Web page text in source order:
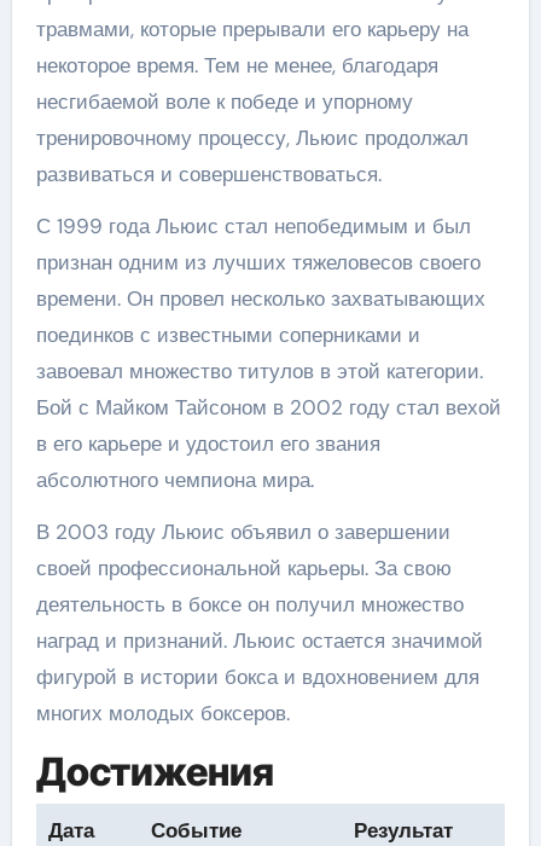
травмами, которые прерывали его карьеру на
некоторое время. Тем не менее, благодаря
несгибаемой воле к победе и упорному
тренировочному процессу, Льюис продолжал
развиваться и совершенствоваться.
С 1999 года Льюис стал непобедимым и был
признан одним из лучших тяжеловесов своего
времени. Он провел несколько захватывающих
поединков с известными соперниками и
завоевал множество титулов в этой категории.
Бой с Майком Тайсоном в 2002 году стал вехой
в его карьере и удостоил его звания
абсолютного чемпиона мира.
В 2003 году Льюис объявил о завершении
своей профессиональной карьеры. За свою
деятельность в боксе он получил множество
наград и признаний. Льюис остается значимой
фигурой в истории бокса и вдохновением для
многих молодых боксеров.
Достижения
Дата Событие
Результат